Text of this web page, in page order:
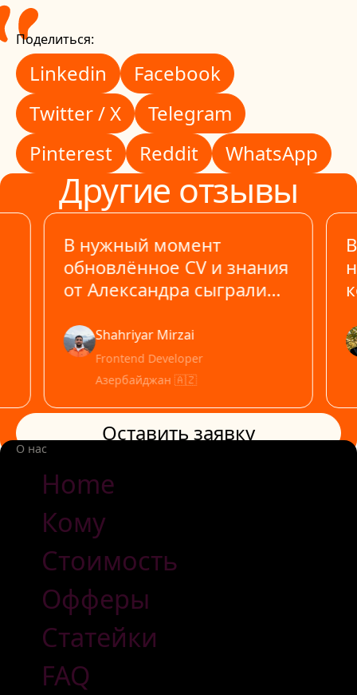
Поделиться:
Linkedin
Linkedin Facebook
Facebook
Twitter / X
Twitter / X Telegram
Telegram
Pinterest
Pinterest Reddit
Reddit WhatsApp
WhatsApp
Другие отзывы
В нужный момент
обновлённое CV и знания
от Александра сыграли
результат
Shahriyar Mirzai
Frontend Developer
Азербайджан 🇦🇿
Оставить заявкуОставить заявку
О нас
Home
Кому
Стоимость
Офферы
Статейки
FAQ